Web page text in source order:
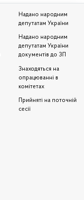
Надано народним
депутатам України
Надано народним
депутатам України
документів до ЗП
Знаходяться на
опрацюванні в
комітетах
Прийняті на поточній
сесії